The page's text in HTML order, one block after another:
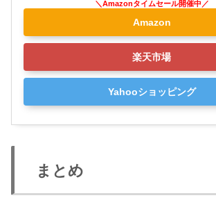
Amazon
楽天市場
Yahooショッピング
まとめ